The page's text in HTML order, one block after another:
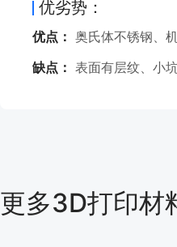
优劣势：
优点： 奥氏体不锈钢、
缺点： 表面有层纹、小
更多3D打印材